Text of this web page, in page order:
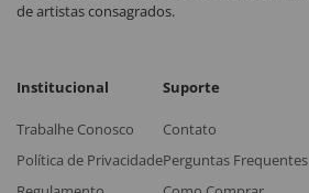
de artistas consagrados.
Institucional
Trabalhe Conosco
Política de Privacidade
Suporte
Contato
Perguntas Frequentes